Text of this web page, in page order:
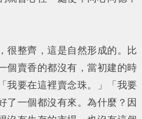
整齊，這是自然形成的。比
個賣香的都沒有，當初建的時
我要在這裡賣念珠。」「我要
了一個都沒有來。為什麼？因